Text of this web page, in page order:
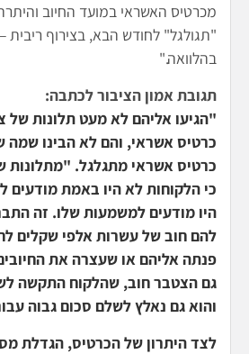
"תגולגל" לחודש הבא, בצירוף
בהלוואה."
תגובת אמון הציבור לכתבה:
"הגיעו אליהם לא מעט תלונות של
כרטיס אשראי, והם לא הבינו שמה
כרטיס אשראי מתגלגל. "מתלונות
כי הלקוחות לא היו באמת מודעים
היו מודעים למשמעות שלו. זה
להם חוב של עשרות אלפי שקלים
פנתה אליהם או שעצרה את
גם הצטבר חוב, שהלקוח התקשה
והוא גם נאלץ לשלם סכום גבוה
לצד היתרון של הכרטיס, הגדלת